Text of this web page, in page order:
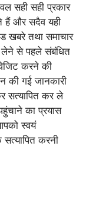
सही सही प्रकार
हैं और सदैव यही
खबरे तथा समाचार
लेने से पहले संबंधित
करने की
की गई जानकारी
सत्यापित कर ले
का प्रयास
स्वयं
करनी